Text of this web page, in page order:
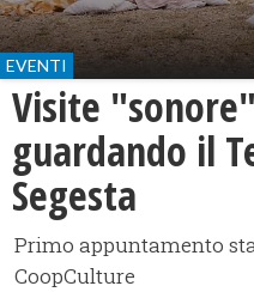
EVENTI
Visite
guardando il
Segesta
Primo appuntamento
CoopCulture